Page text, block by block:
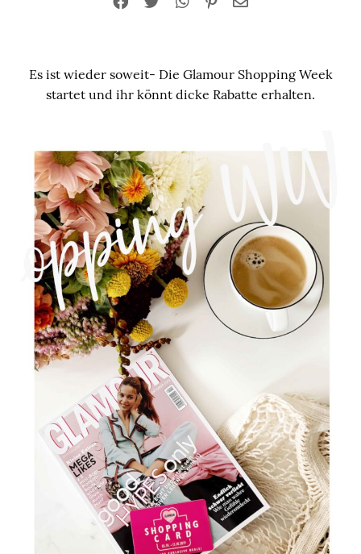
Es ist wieder soweit- Die Glamour Shopping Week
startet und ihr könnt dicke Rabatte erhalten.